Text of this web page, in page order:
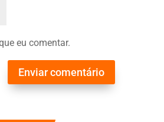
eu comentar.
Enviar comentário